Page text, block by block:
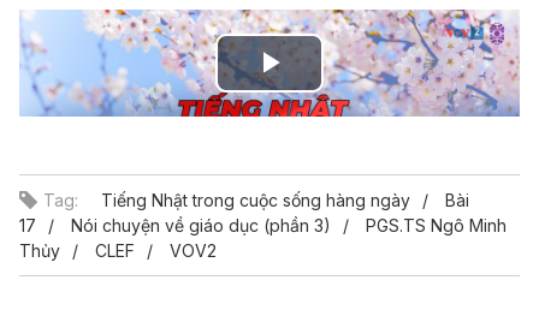
Play
Tag: Tiếng Nhật trong cuộc sống hàng ngày
Bài
17
Nói chuyện về giáo dục (phần 3)
PGS.TS Ngô Minh
Thủy
CLEF VOV2